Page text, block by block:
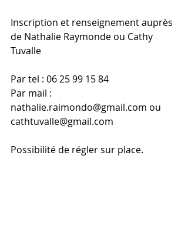
Inscription et renseignement auprès
de Nathalie Raymonde ou Cathy
Tuvalle
Par tel : 06 25 99 15 84
Par mail :
nathalie.raimondo@gmail.com ou
cathtuvalle@gmail.com
Possibilité de régler sur place.